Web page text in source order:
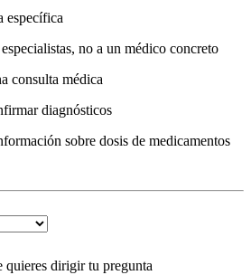
específica
no a un médico concreto
consulta médica
diagnósticos
sobre dosis de medicamentos
quieres dirigir tu pregunta